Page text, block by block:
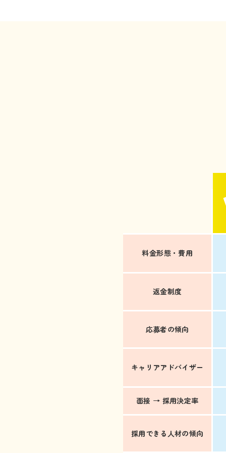
料金形態・費用
返金制度
応募者の傾向
キャリアアドバイザー
面接 → 採用決定率
採用できる 人材の傾向